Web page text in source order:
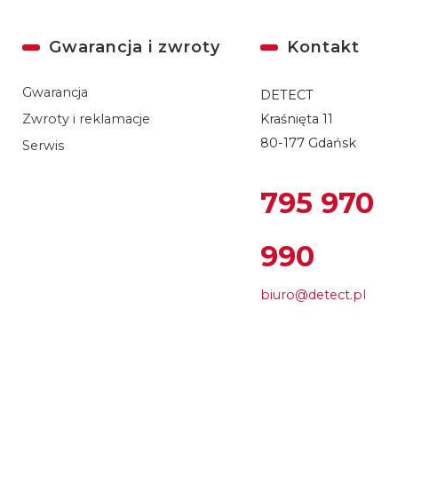
Gwarancja i zwroty
Gwarancja
Zwroty i reklamacje
Serwis
Kontakt
DETECT
Kraśnięta 11
80-177 Gdańsk
795 970
990
biuro@detect.pl